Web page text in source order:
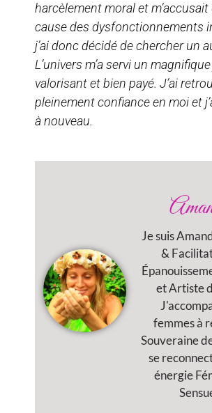
harcèlement moral et m’accusait
cause des dysfonctionnements
j’ai donc décidé de chercher un
L’univers m’a servi un
valorisant et bien payé. J’ai
pleinement confiance en moi et
à nouveau.
Je suis
&
et Artiste
femmes à
Souveraine
se
énergie